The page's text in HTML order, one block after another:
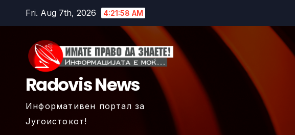
Fri. Aug 7th, 2026 4:22:00 AM
Radovis News
Информативен портал за
Југоистокот!